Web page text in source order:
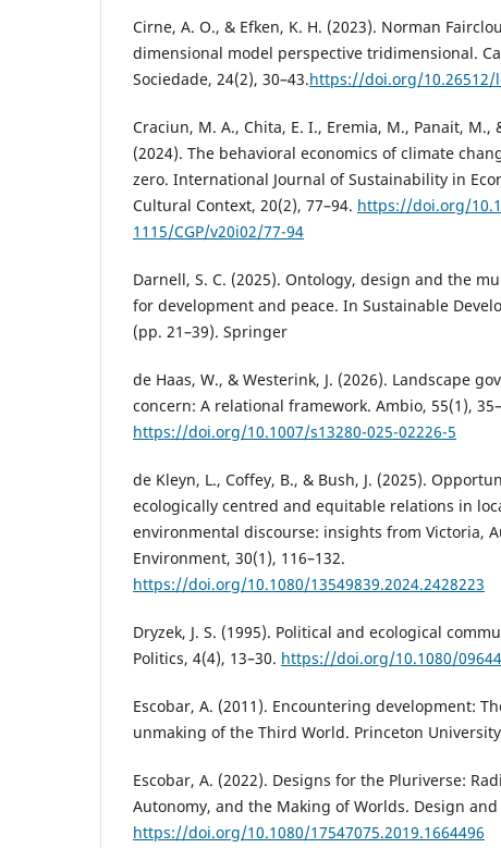
Cirne, A. O., & Efken, K. H. (2023). Norman
dimensional model perspective tridimensional.
Sociedade, 24(2), 30–43.https://doi.org/10.26512/
Craciun, M. A., Chita, E. I., Eremia, M., Panait, M.,
(2024). The behavioral economics of climate
zero. International Journal of Sustainability in
Cultural Context, 20(2), 77–94. https://doi.org/
1115/CGP/v20i02/77-94
Darnell, S. C. (2025). Ontology, design and the
for development and peace. In Sustainable
(pp. 21–39). Springer
de Haas, W., & Westerink, J. (2026). Landscape
concern: A relational framework. Ambio, 55(1),
https://doi.org/10.1007/s13280-025-02226-5
de Kleyn, L., Coffey, B., & Bush, J. (2025).
ecologically centred and equitable relations in
environmental discourse: insights from Victoria,
Environment, 30(1), 116–132.
https://doi.org/10.1080/13549839.2024.2428223
Dryzek, J. S. (1995). Political and ecological
Politics, 4(4), 13–30. https://doi.org/10.1080/
Escobar, A. (2011). Encountering development:
unmaking of the Third World. Princeton University
Escobar, A. (2022). Designs for the Pluriverse:
Autonomy, and the Making of Worlds. Design and
https://doi.org/10.1080/17547075.2019.1664496